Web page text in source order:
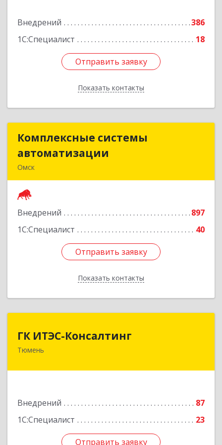
Внедрений
386
1С:Специалист
18
Отправить заявку
Показать контакты
Отправить заявку
Назад
Комплексные системы
автоматизации
Омск
Внедрений
897
1С:Специалист
40
Отправить заявку
Показать контакты
Комплексные системы
Подробнее
Отправить заявку
Назад
ГК ИТЭС-Консалтинг
Тюмень
Внедрений
87
1С:Специалист
23
Отправить заявку
Отправить заявку